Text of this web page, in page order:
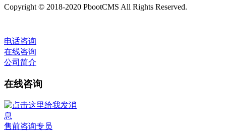
Copyright © 2018-2020 PbootCMS All Rights Reserved.
电话咨询
在线咨询
公司简介
在线咨询
售前咨询专员